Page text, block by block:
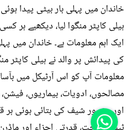
خاندان میں پہلی بار بیٹی پیدا
ہیلی کاپٹر منگوا لیا، دیکھیے ہر
ایک اہم معلومات ہے۔ خاندان میں
کی پیدائش پر والد نے ہیلی کاپٹر
معلومات آپ کو اس آرٹیکل میں
مصالحوں، ادویات، بیماریوں،
اور مشہور شیف کی بتائی ہوئی